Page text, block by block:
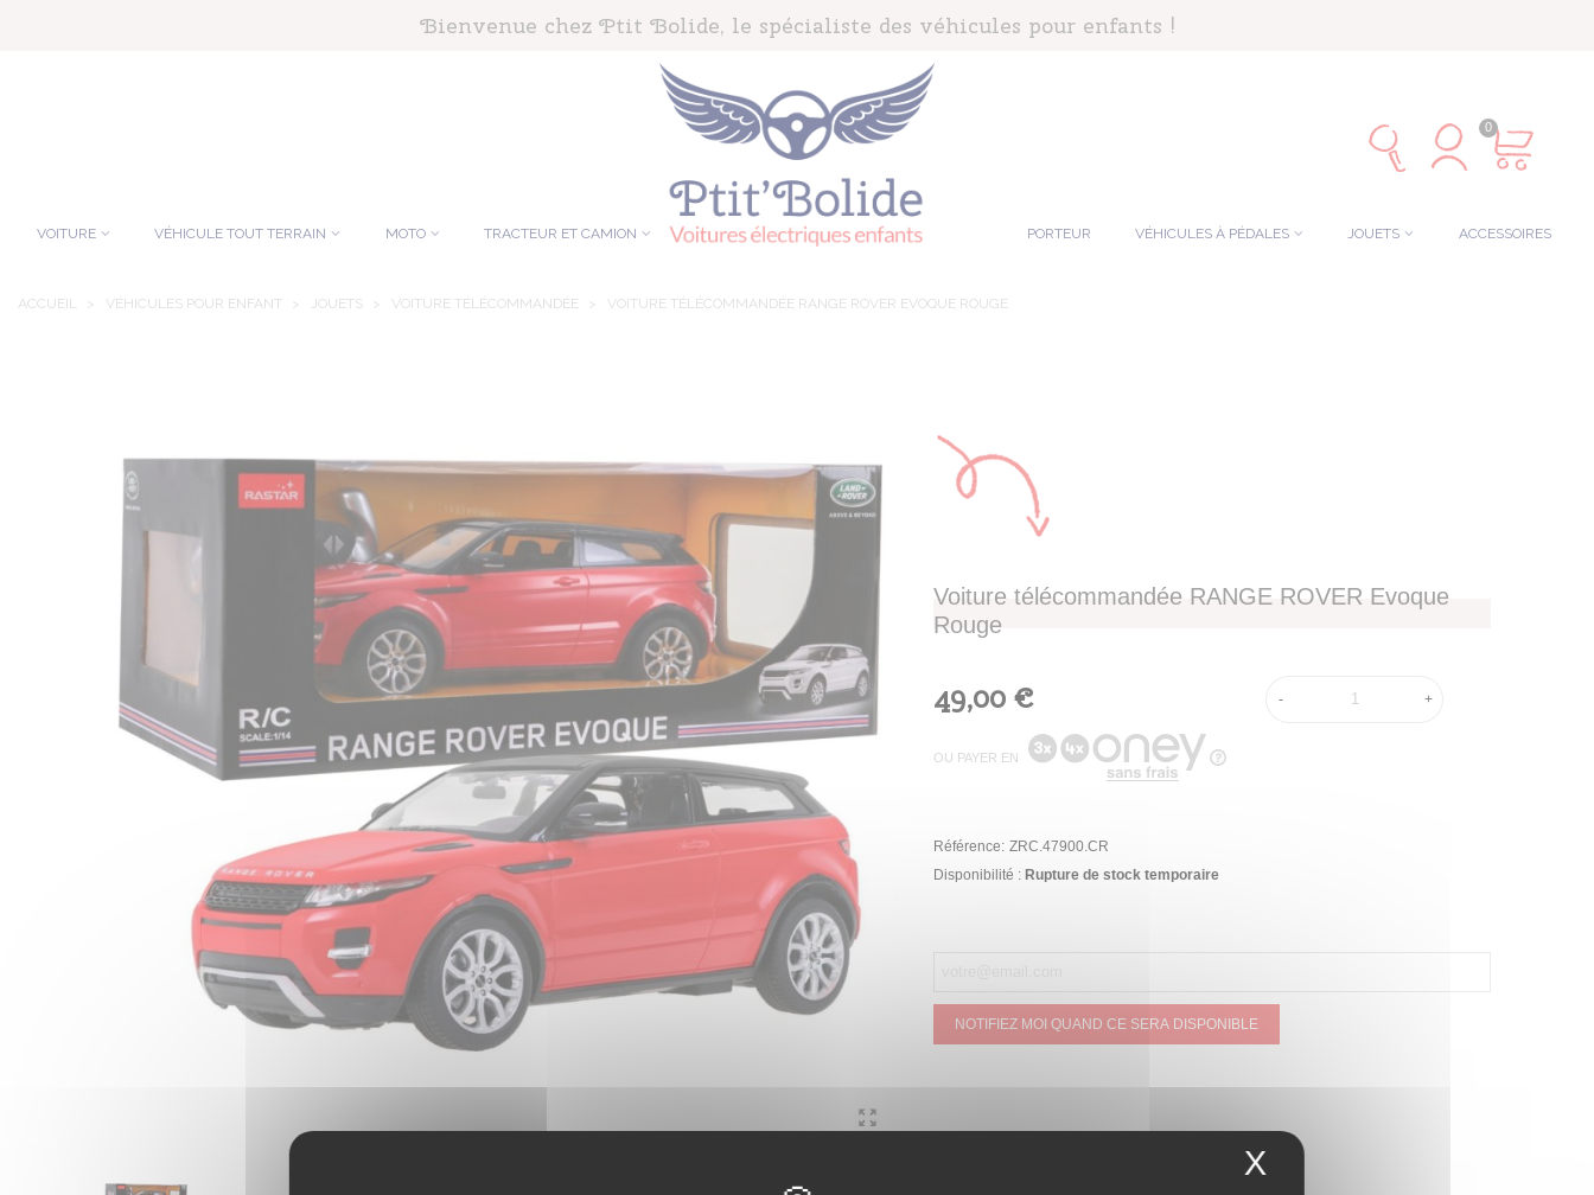
Bienvenue chez Ptit Bolide, le spécialiste des véhicules pour enfants !
0
VOITURE VÉHICULE TOUT TERRAIN MOTO TRACTEUR ET CAMION PORTEUR VÉHICULES À PÉDALES JOUETS ACCESSOIRES
ACCUEIL > VÉHICULES POUR ENFANT > JOUETS > VOITURE TÉLÉCOMMANDÉE > VOITURE TÉLÉCOMMANDÉE RANGE ROVER EVOQUE ROUGE
Voiture télécommandée RANGE ROVER Evoque
Rouge
49,00 €
OU PAYER EN
- +
Référence: ZRC.47900.CR
Disponibilité : Rupture de stock temporaire
NOTIFIEZ MOI QUAND CE SERA DISPONIBLE
X Masquer le